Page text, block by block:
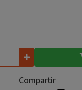
Compartir